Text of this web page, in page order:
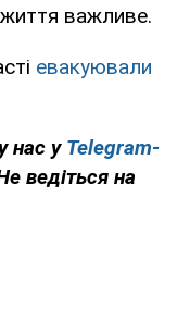
важливе.
евакуювали
нас у Telegram-
ведіться на